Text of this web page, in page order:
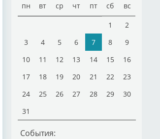
пн вт ср чт пт сб вс
1
2
3
4 5 6 7 8
9
10
11 12 13 14 15
16
17
18 19 20 21 22
23
24
25 26 27 28 29
30
31
События: